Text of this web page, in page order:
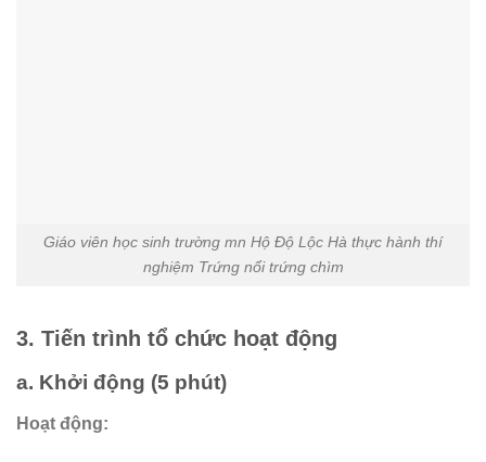
Giáo viên học sinh trường mn Hộ Độ Lộc Hà thực hành thí
nghiệm Trứng nổi trứng chìm
3. Tiến trình tổ chức hoạt động
a. Khởi động (5 phút)
Hoạt động: